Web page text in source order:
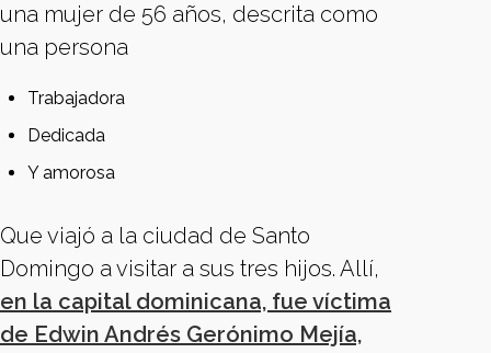
una mujer de 56 años, descrita como
una persona
Trabajadora
Dedicada
Y amorosa
Que viajó a la ciudad de Santo
Domingo a visitar a sus tres hijos. Allí,
en la capital dominicana, fue víctima
de Edwin Andrés Gerónimo Mejía,